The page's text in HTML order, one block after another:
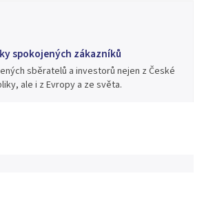
spokojených zákazníků
sběratelů a investorů nejen z České
ale i z Evropy a ze světa.